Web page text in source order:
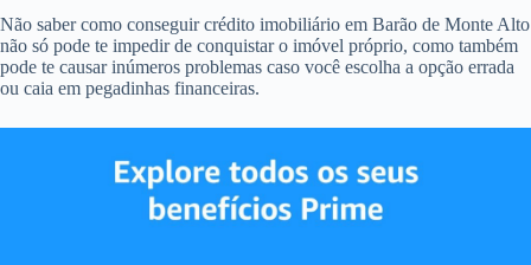
Não saber como conseguir crédito imobiliário em Barão de Monte Alto
não só pode te impedir de conquistar o imóvel próprio, como também
pode te causar inúmeros problemas caso você escolha a opção errada
ou caia em pegadinhas financeiras.